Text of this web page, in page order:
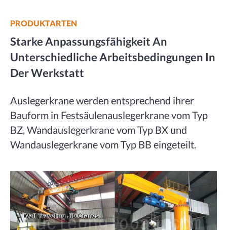
PRODUKTARTEN
Starke Anpassungsfähigkeit An
Unterschiedliche Arbeitsbedingungen In
Der Werkstatt
Auslegerkrane werden entsprechend ihrer
Bauform in Festsäulenauslegerkrane vom Typ
BZ, Wandauslegerkrane vom Typ BX und
Wandauslegerkrane vom Typ BB eingeteilt.